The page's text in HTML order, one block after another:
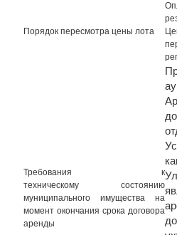
Порядок пересмотра цены лота
Требования к
техническому состоянию
муниципального имущества на
момент окончания срока договора
аренды